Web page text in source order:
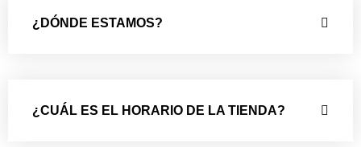
¿DÓNDE ESTAMOS?
¿CUÁL ES EL HORARIO DE LA TIENDA?